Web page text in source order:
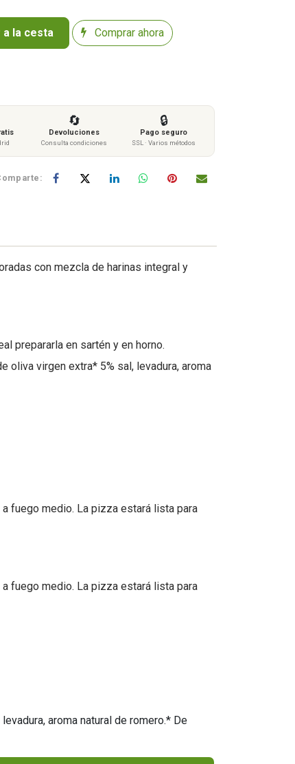
a la cesta Comprar ahora
🔄
Devoluciones
Consulta condiciones
🔒
Pago seguro
SSL · Varios métodos
con mezcla de harinas integral y
prepararla en sartén y en horno.
oliva virgen extra* 5% sal, levadura, aroma
fuego medio. La pizza estará lista para
fuego medio. La pizza estará lista para
aroma natural de romero.* De